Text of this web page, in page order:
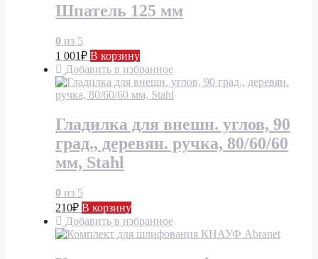
Шпатель 125 мм
0 из 5
1 001₽ В корзину
Добавить в избранное
Гладилка для внешн. углов, 90
град., деревян. ручка, 80/60/60
мм, Stahl
0 из 5
210₽ В корзину
Добавить в избранное